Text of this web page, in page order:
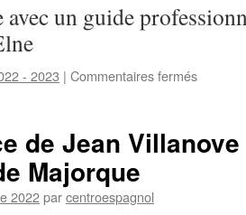
un guide
- 2023 | Commentaires fermés
de Jean
Majorque
2022parcentroespagnol